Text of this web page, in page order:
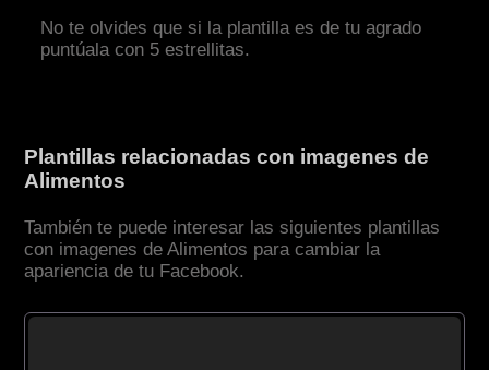
No te olvides que si la plantilla es de tu agrado
puntúala con 5 estrellitas.
Plantillas relacionadas con imagenes de
Alimentos
También te puede interesar las siguientes plantillas
con imagenes de Alimentos para cambiar la
apariencia de tu Facebook.